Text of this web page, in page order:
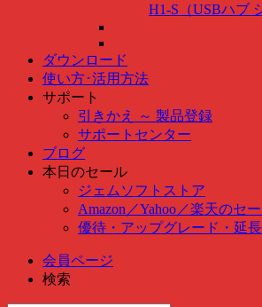
H1-S（USBハブ
ダウンロード
使い方･活用方法
サポート
引きかえ ～ 製品登録
サポートセンター
ブログ
本日のセール
ジェムソフトストア
Amazon ／Yahoo ／楽天のセ
優待・アップグレード・延長
会員ページ
検索